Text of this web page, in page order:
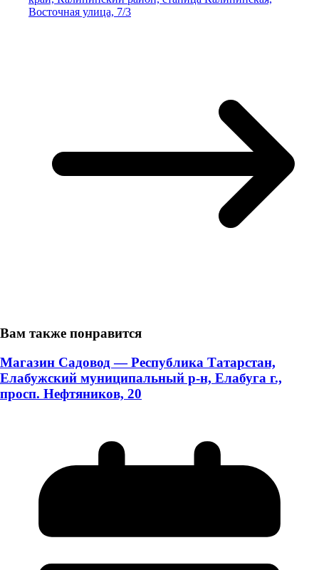
Восточная улица, 7/3
Вам также понравится
Магазин Садовод — Республика Татарстан,
Елабужский муниципальный р-н, Елабуга г.,
просп. Нефтяников, 20